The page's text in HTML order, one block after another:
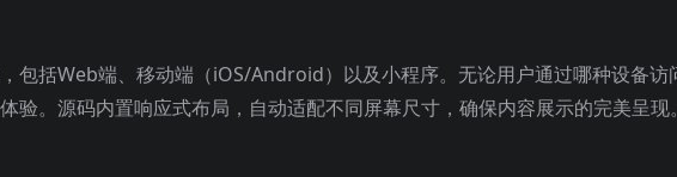
包括Web端、移动端（iOS/Android）以及小程序。无论用户通过哪种设备访
验。源码内置响应式布局，自动适配不同屏幕尺寸，确保内容展示的完美呈现。